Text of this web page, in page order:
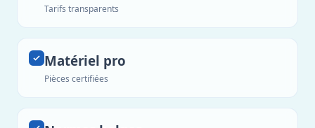
Tarifs transparents
Matériel pro
Pièces certifiées